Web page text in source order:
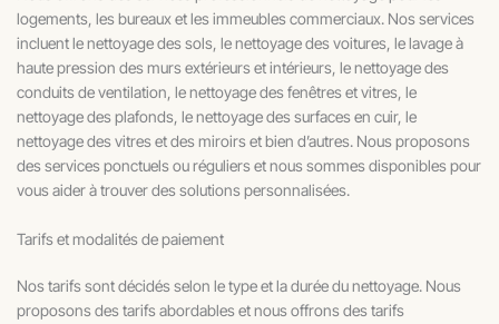
logements, les bureaux et les immeubles commerciaux. Nos services
incluent le nettoyage des sols, le nettoyage des voitures, le lavage à
haute pression des murs extérieurs et intérieurs, le nettoyage des
conduits de ventilation, le nettoyage des fenêtres et vitres, le
nettoyage des plafonds, le nettoyage des surfaces en cuir, le
nettoyage des vitres et des miroirs et bien d’autres. Nous proposons
des services ponctuels ou réguliers et nous sommes disponibles pour
vous aider à trouver des solutions personnalisées.
Tarifs et modalités de paiement
Nos tarifs sont décidés selon le type et la durée du nettoyage. Nous
proposons des tarifs abordables et nous offrons des tarifs